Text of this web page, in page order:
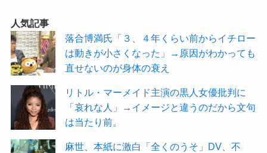
人気記事
落合博満氏「３、４年くらい前からイチロー
は動きが小さくなった」→原因がわかっても
直せないのが身体の衰え
リトル・マーメイド主演の黒人女優批判に
「哀れな人」→イメージと違うのだから文句
は当たり前。
麻世、本紙に激白「全くのうそ」DV、不